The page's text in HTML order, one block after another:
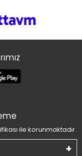
ile korunmaktadır.